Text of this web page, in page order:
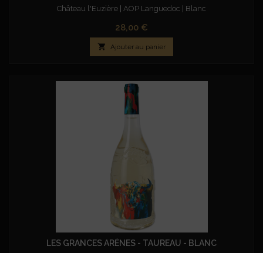
Château l'Euzière | AOP Languedoc | Blanc
Prix
28,00 €
 Ajouter au panier
LES GRANCES ARÈNES - TAUREAU - BLANC